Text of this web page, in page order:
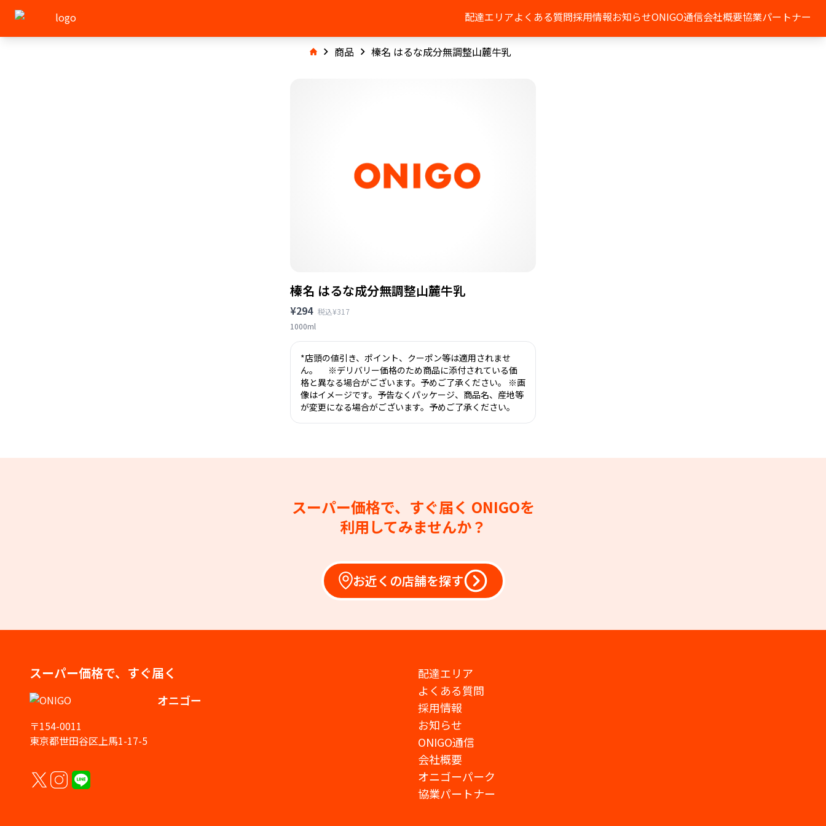
配達エリアよくある質問採用情報お知らせONIGO通信会社概要協業パートナー
商品 榛名 はるな成分無調整山麓牛乳
榛名 はるな成分無調整山麓牛乳
¥294 税込¥317
1000ml
*店頭の値引き、ポイント、クーポン等は適用されませ
ん。 ※デリバリー価格のため商品に添付されている価
格と異なる場合がございます。予めご了承ください。 ※画
像はイメージです。予告なくパッケージ、商品名、産地等
が変更になる場合がございます。予めご了承ください。
スーパー価格で、すぐ届く ONIGOを
利用してみませんか？
お近くの店舗を探す
スーパー価格で、すぐ届く
オニゴー
〒154-0011
東京都世田谷区上馬1-17-5
配達エリア
よくある質問
採用情報
お知らせ
ONIGO通信
会社概要
オニゴーパーク
協業パートナー